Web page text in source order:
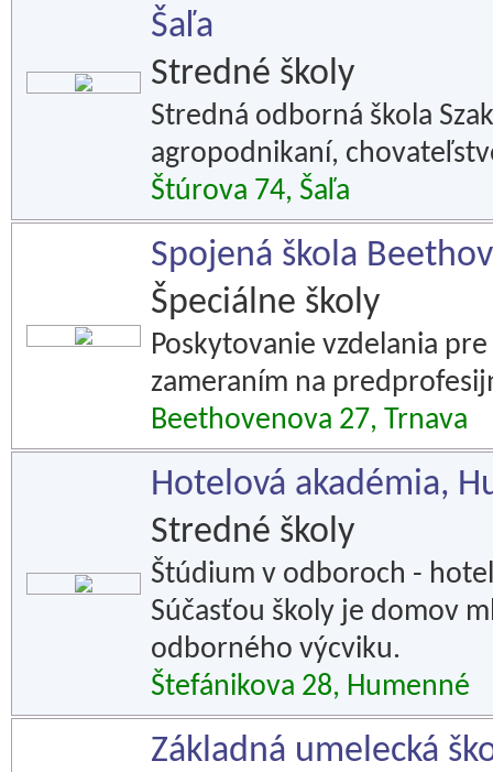
Šaľa
Stredné školy
Stredná odborná škola
agropodnikaní,
Štúrova 74, Šaľa
Spojená škola
Špeciálne školy
Poskytovanie vzdelania
zameraním na
Beethovenova 27, Trnava
Hotelová akadémia,
Stredné školy
Štúdium v odboroch -
Súčasťou školy je domov
odborného výcviku.
Štefánikova 28, Humenné
Základná umelecká